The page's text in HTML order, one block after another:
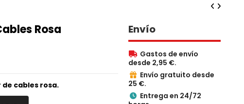
Rosa
cables rosa.
Envío
 Gastos de envío
desde 2,95 €.
 Envío gratuito desde
25 €.
 Entrega en 24/72